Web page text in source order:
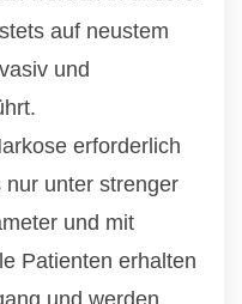
auf neustem
und
erforderlich
unter strenger
und mit
Patienten erhalten
und werden